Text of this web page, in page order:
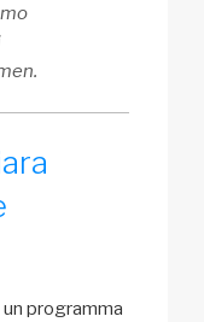
programma